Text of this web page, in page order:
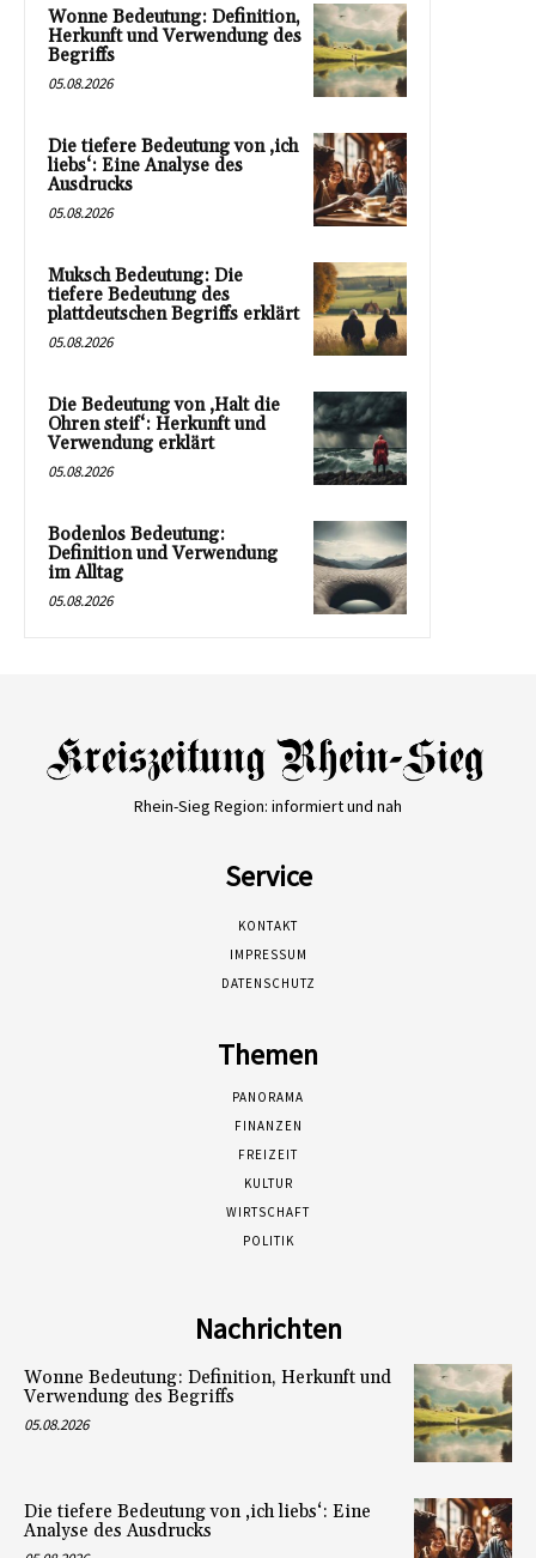
Wonne Bedeutung: Definition,
Herkunft und Verwendung des
Begriffs
05.08.2026
Die tiefere Bedeutung von ‚ich
liebs‘: Eine Analyse des
Ausdrucks
05.08.2026
Muksch Bedeutung: Die
tiefere Bedeutung des
plattdeutschen Begriffs erklärt
05.08.2026
Die Bedeutung von ‚Halt die
Ohren steif‘: Herkunft und
Verwendung erklärt
05.08.2026
Bodenlos Bedeutung:
Definition und Verwendung
im Alltag
05.08.2026
Rhein-Sieg Region: informiert und nah
Service
KONTAKT
IMPRESSUM
DATENSCHUTZ
Themen
PANORAMA
FINANZEN
FREIZEIT
KULTUR
WIRTSCHAFT
POLITIK
Nachrichten
Wonne Bedeutung: Definition, Herkunft und
Verwendung des Begriffs
05.08.2026
Die tiefere Bedeutung von ‚ich liebs‘: Eine
Analyse des Ausdrucks